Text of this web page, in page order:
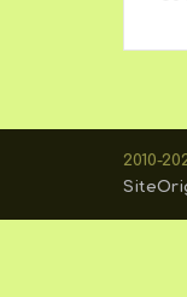
2010-